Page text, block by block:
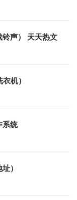
声） 天天热文
机）
系统
）